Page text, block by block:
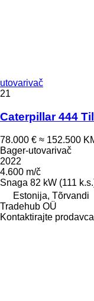
utovarivač
21
Caterpillar 444
78.000 € ≈ 152.500
Bager-utovarivač
2022
4.600 m/č
Snaga 82 kW (111
Estonija, Tõrvandi
Tradehub OÜ
Kontaktirajte prodavca